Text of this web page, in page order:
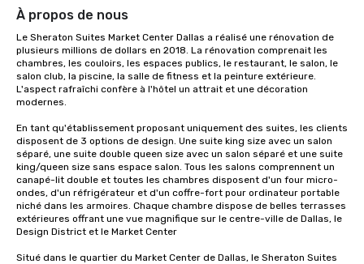
À propos de nous
Le Sheraton Suites Market Center Dallas a réalisé une rénovation de
plusieurs millions de dollars en 2018. La rénovation comprenait les
chambres, les couloirs, les espaces publics, le restaurant, le salon, le
salon club, la piscine, la salle de fitness et la peinture extérieure.
L'aspect rafraîchi confère à l'hôtel un attrait et une décoration
modernes.
En tant qu'établissement proposant uniquement des suites, les clients
disposent de 3 options de design. Une suite king size avec un salon
séparé, une suite double queen size avec un salon séparé et une suite
king/queen size sans espace salon. Tous les salons comprennent un
canapé-lit double et toutes les chambres disposent d'un four micro-
ondes, d'un réfrigérateur et d'un coffre-fort pour ordinateur portable
niché dans les armoires. Chaque chambre dispose de belles terrasses
extérieures offrant une vue magnifique sur le centre-ville de Dallas, le
Design District et le Market Center
Situé dans le quartier du Market Center de Dallas, le Sheraton Suites